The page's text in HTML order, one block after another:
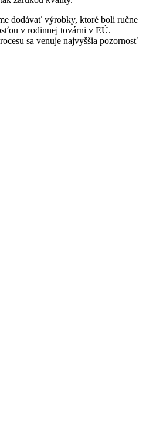
dodávať výrobky, ktoré boli ručne
v rodinnej továrni v EÚ.
sa venuje najvyššia pozornosť